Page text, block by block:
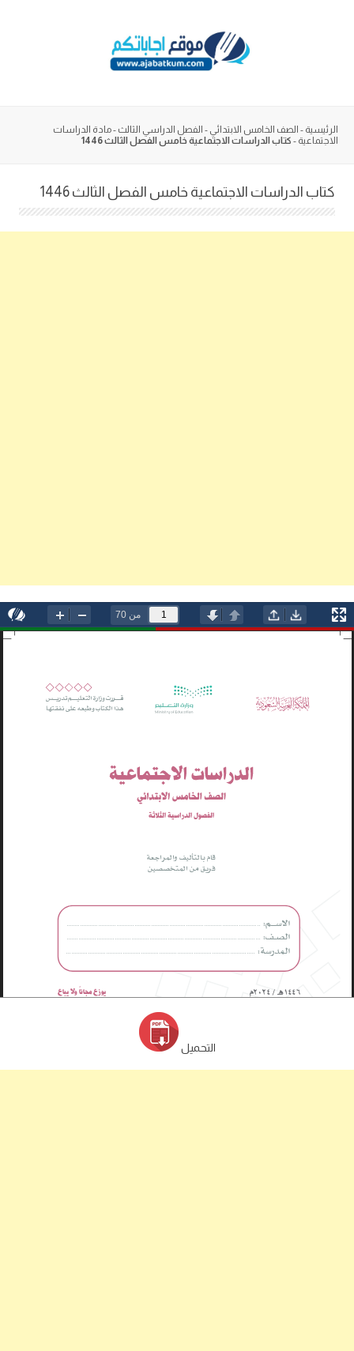
الرئيسية - الصف الخامس الابتدائي - الفصل الدراسي الثالث -مادة الدراسات
الاجتماعية - كتاب الدراسات الاجتماعية خامس الفصل الثالث 1446
كتاب الدراسات الاجتماعية خامس الفصل الثالث 1446
التحميل